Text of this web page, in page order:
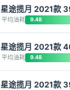
星途揽月 2021款
平均油耗 9.48
星途揽月 2021款
平均油耗 9.48
星途揽月 2021款